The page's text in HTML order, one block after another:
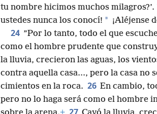
tu nombre hicimos muchos milagros?’.
ustedes nunca los conocí! * ¡Aléjense
24 ”Por lo tanto, todo el que
como el hombre prudente que
la lluvia, crecieron las aguas, los
contra aquella casa..., pero la casa no
cimientos en la roca. 26 En cambio,
pero no lo haga será como el hombre